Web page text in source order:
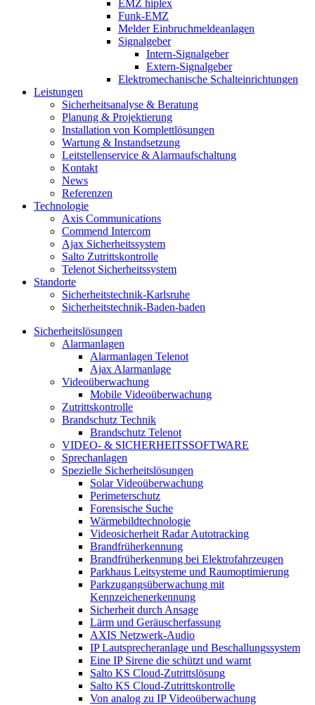
EMZ hiplex
Funk-EMZ
Melder Einbruchmeldeanlagen
Signalgeber
Intern-Signalgeber
Extern-Signalgeber
Elektromechanische Schalteinrichtungen
Leistungen
Sicherheitsanalyse & Beratung
Planung & Projektierung​
Installation von Komplettlösungen
Wartung & Instandsetzung
Leitstellenservice & Alarmaufschaltung
Kontakt
News
Referenzen
Technologie
Axis Communications
Commend Intercom
Ajax Sicherheitssystem​
Salto Zutrittskontrolle
Telenot Sicherheitssystem
Standorte
Sicherheitstechnik-Karlsruhe
Sicherheitstechnik-Baden-baden
Sicherheitslösungen
Alarmanlagen
Alarmanlagen Telenot
Ajax Alarmanlage
Videoüberwachung
Mobile Videoüberwachung
Zutrittskontrolle
Brandschutz Technik
Brandschutz Telenot
VIDEO- & SICHERHEITSSOFTWARE
Sprechanlagen
Spezielle Sicherheitslösungen
Solar Videoüberwachung
Perimeterschutz
Forensische Suche
Wärmebildtechnologie
Videosicherheit Radar Autotracking​
Brandfrüherkennung
Brandfrüherkennung bei Elektrofahrzeugen
Parkhaus Leitsysteme und Raumoptimierung
Parkzugangsüberwachung mit
Kennzeichenerkennung
Sicherheit durch Ansage
Lärm und Geräuscherfassung
AXIS Netzwerk-Audio
IP Lautsprecheranlage und Beschallungssystem
Eine IP Sirene die schützt und warnt
Salto KS Cloud-Zutrittslösung
Salto KS Cloud-Zutrittskontrolle
Von analog zu IP Videoüberwachung